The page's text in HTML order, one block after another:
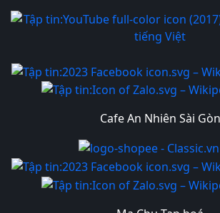
Cafe An Nhiên Sài Gòn